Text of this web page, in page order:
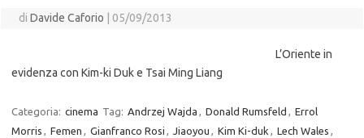
di Davide Caforio 05/09/2013
L’Oriente in
evidenza con Kim-ki Duk e Tsai Ming Liang
Categoria: cinema Tag: Andrzej Wajda , Donald Rumsfeld , Errol
Morris , Femen , Gianfranco Rosi , Jiaoyou , Kim Ki-duk , Lech Wales ,